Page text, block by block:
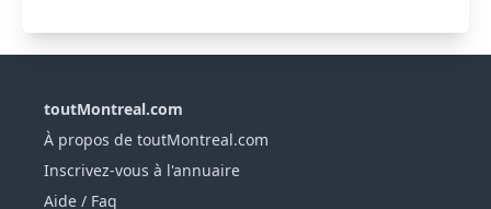
toutMontreal.com
À propos de toutMontreal.com
Inscrivez-vous à l'annuaire
Aide / Faq